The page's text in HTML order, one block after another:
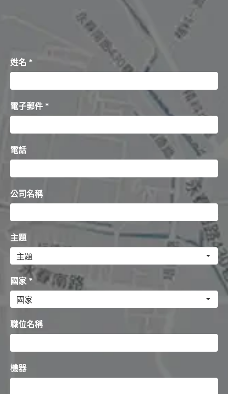
姓名 *
電子郵件 *
電話
公司名稱
主題
國家 *
職位名稱
機器